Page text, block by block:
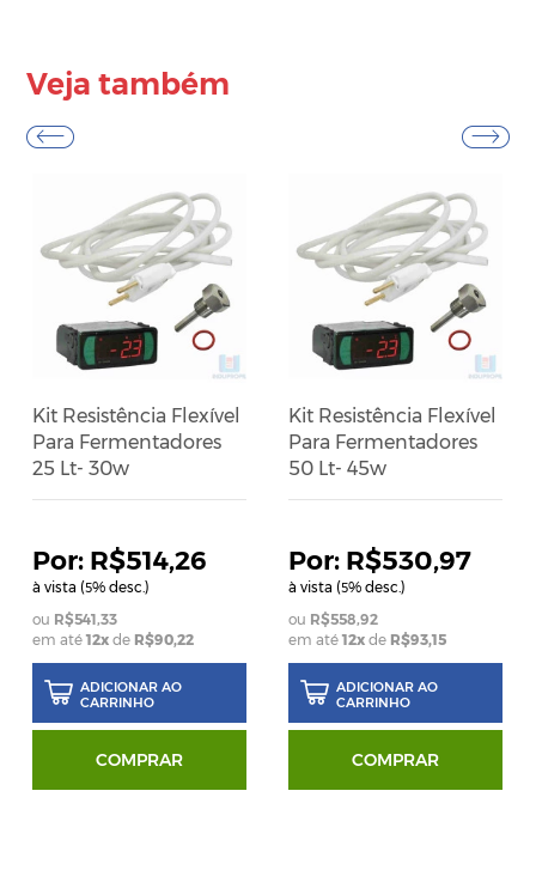
Veja também
Kit Resistência Flexível
Para Fermentadores
25 Lt- 30w
R$514,26
à vista (5% desc.)
R$541,33
em até12x de R$90,22
ADICIONAR AO
CARRINHO
COMPRAR
Kit Resistência Flexível
Para Fermentadores
50 Lt- 45w
R$530,97
à vista (5% desc.)
R$558,92
em até12x de R$93,15
ADICIONAR AO
CARRINHO
COMPRAR